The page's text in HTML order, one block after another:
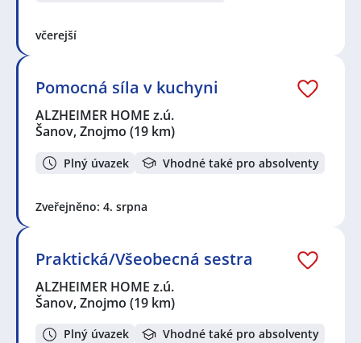
včerejší
Pomocná síla v kuchyni
ALZHEIMER HOME z.ú.
Šanov, Znojmo (19 km)
Plný úvazek Vhodné také pro absolventy
Zveřejněno: 4. srpna
Praktická/Všeobecná sestra
ALZHEIMER HOME z.ú.
Šanov, Znojmo (19 km)
Plný úvazek Vhodné také pro absolventy